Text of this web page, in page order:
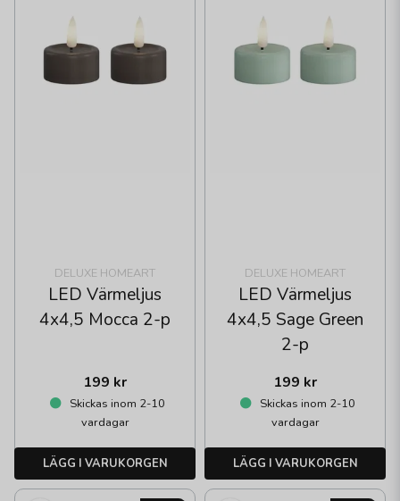
DELUXE HOMEART
LED Värmeljus
4x4,5 Mocca 2-p
199 kr
Skickas inom 2-10
vardagar
LÄGG I VARUKORGEN
DELUXE HOMEART
LED Värmeljus
4x4,5 Sage Green
2-p
199 kr
Skickas inom 2-10
vardagar
LÄGG I VARUKORGEN